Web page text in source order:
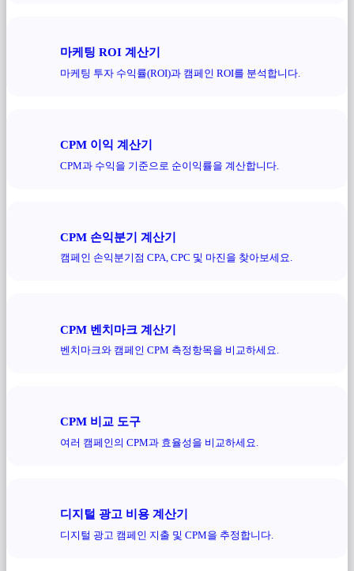
마케팅 ROI 계산기
마케팅 투자 수익률(ROI)과 캠페인 ROI를 분석합니다.
CPM 이익 계산기
CPM과 수익을 기준으로 순이익률을 계산합니다.
CPM 손익분기 계산기
캠페인 손익분기점 CPA, CPC 및 마진을 찾아보세요.
CPM 벤치마크 계산기
벤치마크와 캠페인 CPM 측정항목을 비교하세요.
CPM 비교 도구
여러 캠페인의 CPM과 효율성을 비교하세요.
디지털 광고 비용 계산기
디지털 광고 캠페인 지출 및 CPM을 추정합니다.